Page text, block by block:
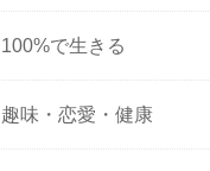
で生きる
味・恋愛・健康